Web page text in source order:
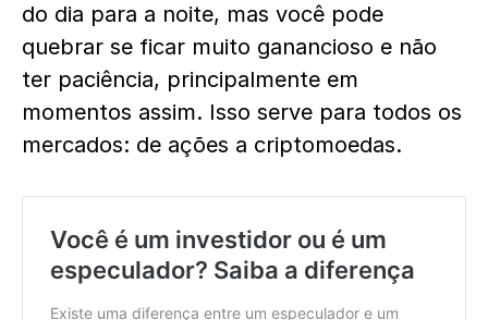
do dia para a noite, mas você pode
quebrar se ficar muito ganancioso e não
ter paciência, principalmente em
momentos assim. Isso serve para todos os
mercados: de ações a criptomoedas.